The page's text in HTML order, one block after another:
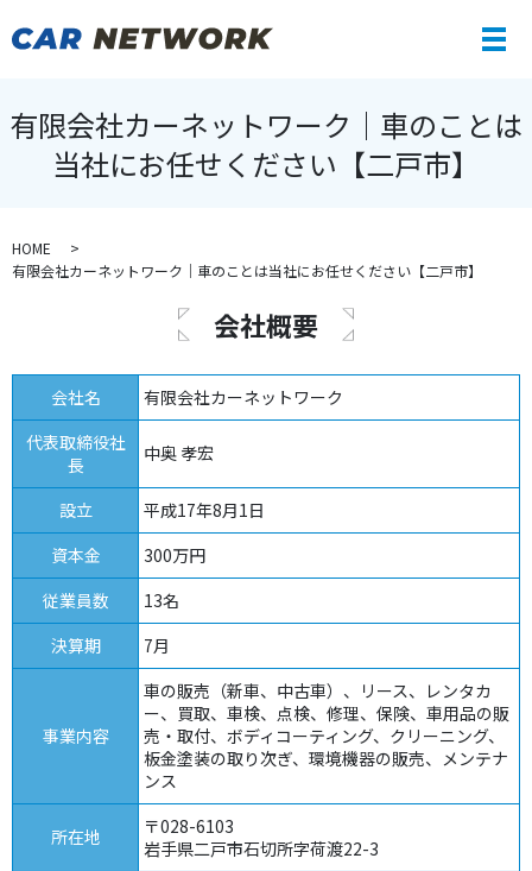
メ
有限会社カーネットワーク｜車のことは
当社にお任せください【二戸市】
HOME
有限会社カーネットワーク｜車のことは当社にお任せください【二戸市】
会社概要
会社名
有限会社カーネットワーク
代表取締役社
長
中奥 孝宏
設立
平成17年8月1日
資本金
300万円
従業員数
13名
決算期
7月
事業内容
車の販売（新車、中古車）、リース、レンタカ
ー、買取、車検、点検、修理、保険、車用品の販
売・取付、ボディコーティング、クリーニング、
板金塗装の取り次ぎ、環境機器の販売、メンテナ
ンス
所在地
〒028-6103
岩手県二戸市石切所字荷渡22-3